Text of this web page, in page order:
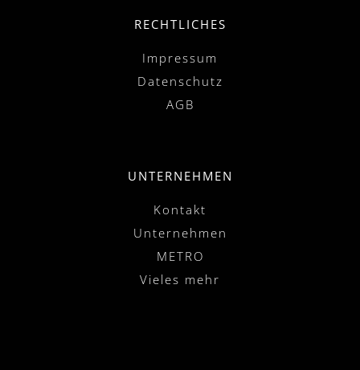
RECHTLICHES
Impressum
Datenschutz
AGB
UNTERNEHMEN
Kontakt
Unternehmen
METRO
Vieles mehr